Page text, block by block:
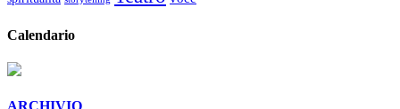
Calendario